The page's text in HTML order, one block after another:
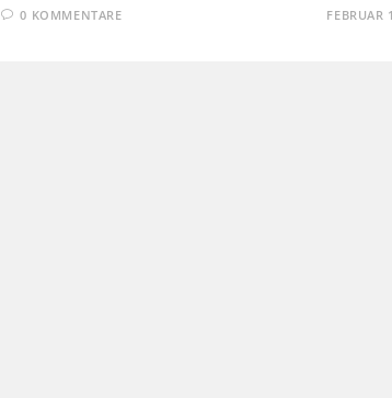
0 KOMMENTARE FEBRUAR